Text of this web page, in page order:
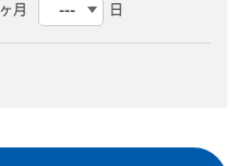
ヶ月 日